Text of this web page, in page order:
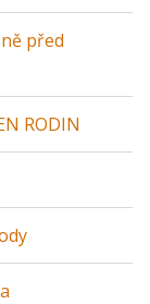
před
RODIN